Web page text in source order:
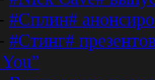
#Сплин#
#Стинг#